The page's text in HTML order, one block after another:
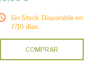
Sin Stock. Disponible en
7/10 días.
COMPRAR